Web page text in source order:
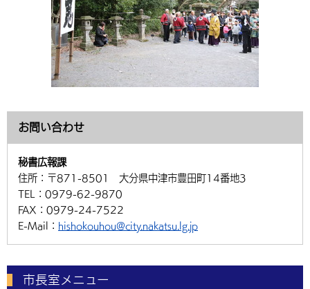
お問い合わせ
秘書広報課
住所： 〒871-8501 大分県中津市豊田町14番地3
TEL： 0979-62-9870
FAX： 0979-24-7522
E-Mail： hishokouhou@city.nakatsu.lg.jp
市長室メニュー